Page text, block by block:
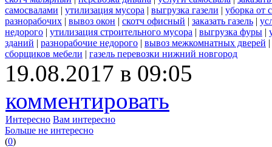
самосвалами | утилизация мусора | выгрузка газели | уборка от
разнорабочих | вывоз окон | скотч офисный | заказать газель |
недорого | утилизация строительного мусора | выгрузка фуры |
зданий | разнорабочие недорого | вывоз межкомнатных дверей |
сборщиков мебели | газель перевозки нижний новгород
19.08.2017 в 09:05
комментировать
Интересно Вам интересно
Больше не интересно
(0)